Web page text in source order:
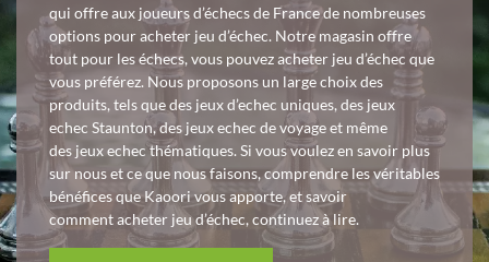
qui offre aux joueurs d’échecs de France de nombreuses
options pour acheter jeu d’échec. Notre magasin offre
tout pour les échecs, vous pouvez acheter jeu d’échec que
vous préférez. Nous proposons un large choix des
produits, tels que des jeux d’echec uniques, des jeux
echec Staunton, des jeux echec de voyage et même
des jeux echec thématiques. Si vous voulez en savoir plus
sur nous et ce que nous faisons, comprendre les véritables
bénéfices que Kaoori vous apporte, et savoir
comment acheter jeu d’échec, continuez à lire.